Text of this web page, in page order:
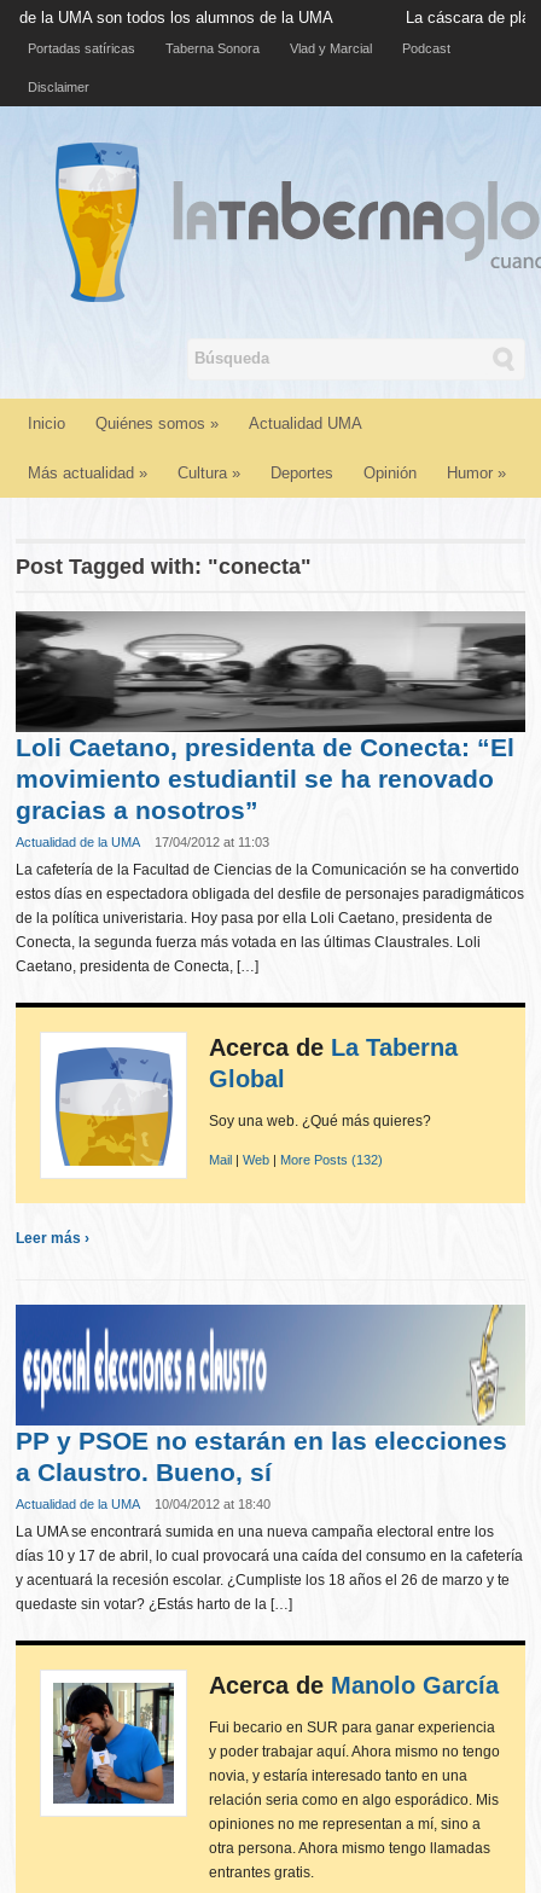
son todos los alumnos de la UMA La cáscara de plátano
Portadas satíricas Taberna Sonora Vlad y Marcial Podcast
Disclaimer
Inicio Quiénes somos » Actualidad UMA
Más actualidad » Cultura» Deportes Opinión Humor »
Post Tagged with: "conecta"
Loli Caetano, presidenta de Conecta: “El
movimiento estudiantil se ha renovado
gracias a nosotros”
Actualidad de la UMA 17/04/2012 at 11:03
La cafetería de la Facultad de Ciencias de la Comunicación se ha convertido
estos días en espectadora obligada del desfile de personajes paradigmáticos
de la política univeristaria. Hoy pasa por ella Loli Caetano, presidenta de
Conecta, la segunda fuerza más votada en las últimas Claustrales. Loli
Caetano, presidenta de Conecta, […]
Acerca de La Taberna
Global
Soy una web. ¿Qué más quieres?
Mail |Web | More Posts (132)
Leer más ›
PP y PSOE no estarán en las elecciones
a Claustro. Bueno, sí
Actualidad de la UMA 10/04/2012 at 18:40
La UMA se encontrará sumida en una nueva campaña electoral entre los
días 10 y 17 de abril, lo cual provocará una caída del consumo en la cafetería
y acentuará la recesión escolar. ¿Cumpliste los 18 años el 26 de marzo y te
quedaste sin votar? ¿Estás harto de la […]
Acerca de Manolo García
Fui becario en SUR para ganar experiencia
y poder trabajar aquí. Ahora mismo no tengo
novia, y estaría interesado tanto en una
relación seria como en algo esporádico. Mis
opiniones no me representan a mí, sino a
otra persona. Ahora mismo tengo llamadas
entrantes gratis.